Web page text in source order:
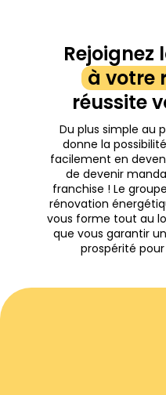
Rejoignez
à votre
réussite
Du plus simple au
donne la
facilement en
de devenir
franchise ! Le
rénovation
vous forme tout au
que vous garantir
prospérité